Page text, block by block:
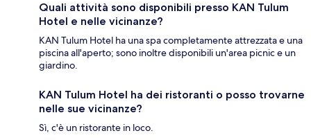
Quali attività sono disponibili presso KAN Tulum
Hotel e nelle vicinanze?
KAN Tulum Hotel ha una spa completamente attrezzata e una
piscina all'aperto; sono inoltre disponibili un'area picnic e un
giardino.
KAN Tulum Hotel ha dei ristoranti o posso trovarne
nelle sue vicinanze?
Sì, c'è un ristorante in loco.